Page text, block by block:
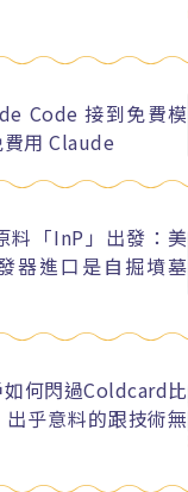
Code 接到免費模
用 Claude
料「InP」出發：美
器進口是自掘墳墓
何閃過Coldcard比
乎意料的跟技術無